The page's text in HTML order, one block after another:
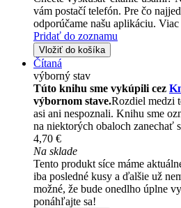
vám postačí telefón. Pre čo
odporúčame našu aplikáciu.
Pridať do zoznamu
Vložiť do košíka
Čítaná
výborný stav
Túto knihu sme vykúpili cez
výbornom stave.Rozdiel medzi
asi ani nespoznali. Knihu sme
na niektorých obaloch zanechať
4,70 €
Na sklade
Tento produkt síce máme
iba posledné kusy a ďalšie už
možné, že bude onedlho úplne
ponáhľajte sa!